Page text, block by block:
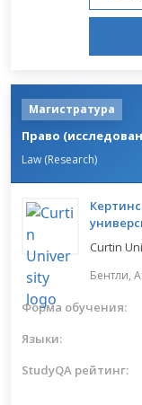
Магистратура
Право
Law (Research)
Curtin
Бентли,
Форма обучения:
Языки:
StudyQA рейтинг: